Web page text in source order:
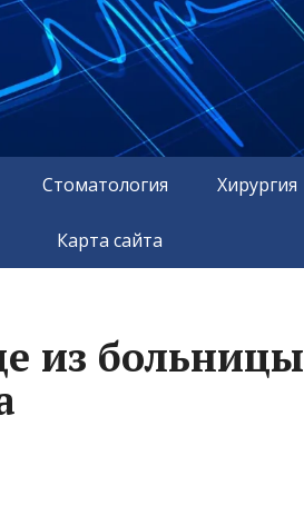
Стоматология Хирургия
Карта сайта
из больницы